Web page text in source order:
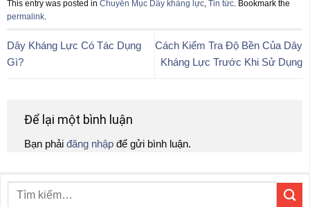
This entry was posted in Chuyên Mục Dây kháng lực Tin tức . Bookmark the
permalink
Dây Kháng Lực Có Tác Dụng
Gì?
Cách Kiểm Tra Độ Bền Của Dây
Kháng Lực Trước Khi Sử Dụng
Để lại một bình luận
Bạn phải đăng nhập để gửi bình luận.